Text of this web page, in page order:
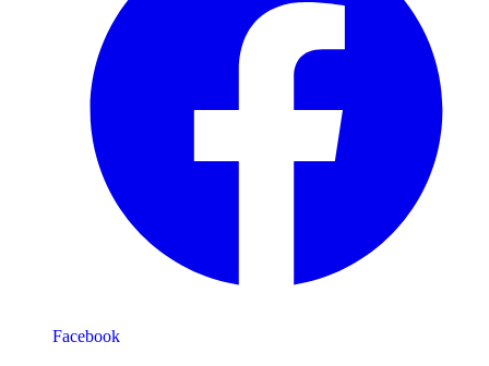
Facebook